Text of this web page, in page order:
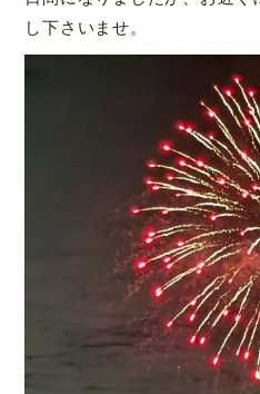
し下さいませ。